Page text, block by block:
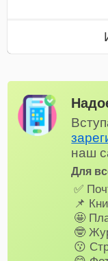
наш
Для
✅
📌
🤩
🤓
😗